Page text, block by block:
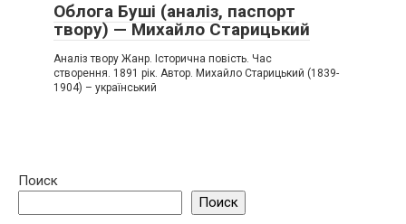
Облога Буші (аналіз, паспорт
твору) — Михайло Старицький
Аналіз твору Жанр. Історична повість. Час
створення. 1891 рік. Автор. Михайло Старицький (1839-
1904) – український
Поиск
Поиск